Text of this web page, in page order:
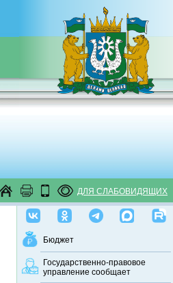
ДЛЯ СЛАБОВИДЯЩИХ
Бюджет
Государственно-правовое
управление сообщает